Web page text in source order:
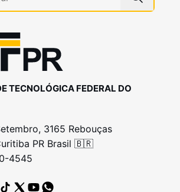
TECNOLÓGICA FEDERAL DO
3165 Rebouças
PR Brasil 🇧🇷
4545